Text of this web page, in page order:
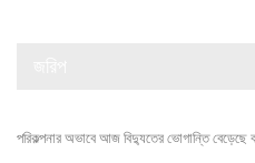
পরিকল্পনার অভাবে আজ বিদ্যুতের ভোগান্তি বেড়েছে